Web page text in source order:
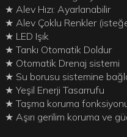
★ Alev Hızı: Ayarlanabilir
★ Alev Çoklu Renkler
★ LED Işık
★ Tankı Otomatik Doldur
★ Otomatik Drenaj sistemi
★ Su borusu sistemine
★ Yeşil Enerji Tasarrufu
★ Taşma koruma
★ Aşırı gerilim koruma ve